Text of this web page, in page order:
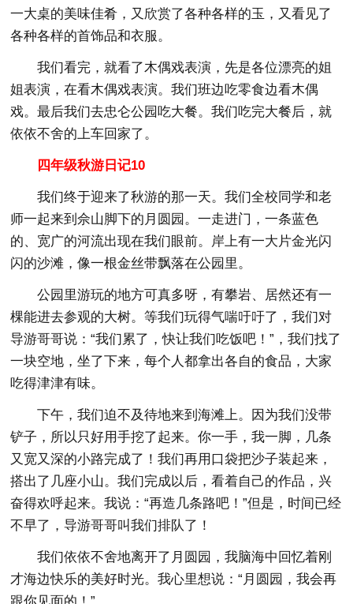
一大桌的美味佳肴，又欣赏了各种各样的玉，又看见了
各种各样的首饰品和衣服。
我们看完，就看了木偶戏表演，先是各位漂亮的姐
姐表演，在看木偶戏表演。我们班边吃零食边看木偶
戏。最后我们去忠仑公园吃大餐。我们吃完大餐后，就
依依不舍的上车回家了。
四年级秋游日记10
我们终于迎来了秋游的那一天。我们全校同学和老
师一起来到佘山脚下的月圆园。一走进门，一条蓝色
的、宽广的河流出现在我们眼前。岸上有一大片金光闪
闪的沙滩，像一根金丝带飘落在公园里。
公园里游玩的地方可真多呀，有攀岩、居然还有一
棵能进去参观的大树。等我们玩得气喘吁吁了，我们对
导游哥哥说：“我们累了，快让我们吃饭吧！”，我们找了
一块空地，坐了下来，每个人都拿出各自的食品，大家
吃得津津有味。
下午，我们迫不及待地来到海滩上。因为我们没带
铲子，所以只好用手挖了起来。你一手，我一脚，几条
又宽又深的小路完成了！我们再用口袋把沙子装起来，
搭出了几座小山。我们完成以后，看着自己的作品，兴
奋得欢呼起来。我说：“再造几条路吧！”但是，时间已经
不早了，导游哥哥叫我们排队了！
我们依依不舍地离开了月圆园，我脑海中回忆着刚
才海边快乐的美好时光。我心里想说：“月圆园，我会再